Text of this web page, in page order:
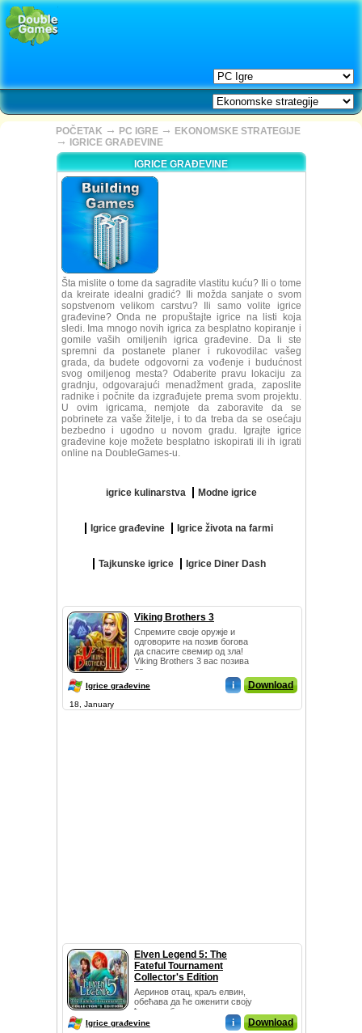
POČETAK → PC IGRE → EKONOMSKE STRATEGIJE
→
IGRICE GRAĐEVINE
IGRICE GRAĐEVINE
Šta mislite o tome da sagradite vlastitu kuću? Ili o tome
da kreirate idealni gradić? Ili možda sanjate o svom
sopstvenom velikom carstvu? Ili samo volite igrice
građevine? Onda ne propuštajte igrice na listi koja
sledi. Ima mnogo novih igrica za besplatno kopiranje i
gomile vaših omiljenih igrica građevine. Da li ste
spremni da postanete planer i rukovodilac vašeg
grada, da budete odgovorni za vođenje i budućnost
svog omiljenog mesta? Odaberite pravu lokaciju za
gradnju, odgovarajući menadžment grada, zaposlite
radnike i počnite da izgrađujete prema svom projektu.
U ovim igricama, nemjote da zaboravite da se
pobrinete za vaše žitelje, i to da treba da se osećaju
bezbedno i ugodno u novom gradu. Igrajte igrice
građevine koje možete besplatno iskopirati ili ih igrati
online na DoubleGames-u.
igrice kulinarstva Modne igrice
Igrice građevine Igrice života na farmi
Tajkunske igrice Igrice Diner Dash
Viking Brothers 3
Спремите своје оружје и
одговорите на позив богова
да спасите свемир од зла!
Viking Brothers 3 вас позива
да ...
Igrice građevine i Download
18, January
Elven Legend 5: The
Fateful Tournament
Collector's Edition
Аеринов отац, краљ елвин,
обећава да ће оженити своју
ћерку добитнику турнира.
Ово откр...
Igrice građevine i Download